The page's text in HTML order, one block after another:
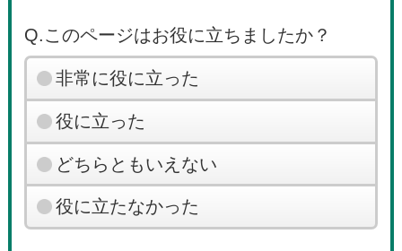
Q.このページはお役に立ちましたか？
非常に役に立った
役に立った
どちらともいえない
役に立たなかった